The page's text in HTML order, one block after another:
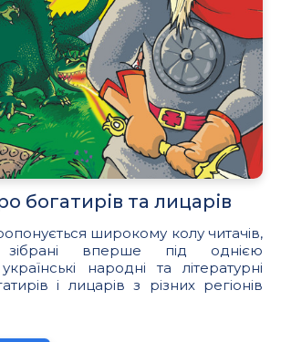
богатирів та лицарів
широкому колу читачів,
зібрані вперше під однією
народні та літературні
і лицарів з різних регіонів